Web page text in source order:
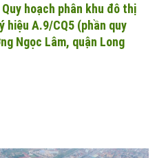
hoạch phân khu đô thị
A.9/CQ5 (phần quy
Ngọc Lâm, quận Long